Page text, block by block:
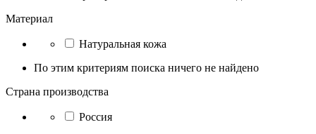
Материал
Натуральная кожа
По этим критериям поиска ничего не найдено
Страна производства
Россия